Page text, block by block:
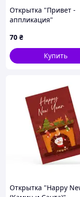
Открытка "Привет -
аппликация"
70 ₴
Купить
Открытка "Happy